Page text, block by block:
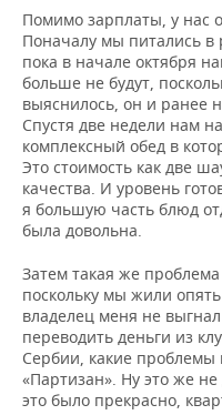
Помимо зарплаты, у нас
Поначалу мы питались в
пока в начале октября
больше не будут,
выяснилось, он и ранее
Спустя две недели нам
комплексный обед в
Это стоимость как две
качества. И уровень
я большую часть блюд
была довольна.
Затем такая же
поскольку мы жили
владелец меня не
переводить деньги из
Сербии, какие
«Партизан». Ну это же не
это было прекрасно,